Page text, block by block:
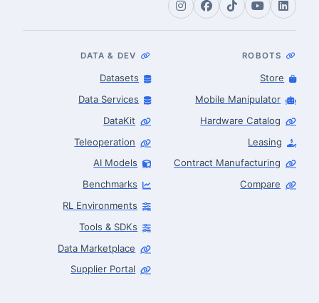
ROBOTS
Store
Mobile Manipulator
Hardware Catalog
Leasing
Contract Manufacturing
Compare
DATA & DEV
Datasets
Data Services
DataKit
Teleoperation
AI Models
Benchmarks
RL Environments
Tools & SDKs
Data Marketplace
Supplier Portal